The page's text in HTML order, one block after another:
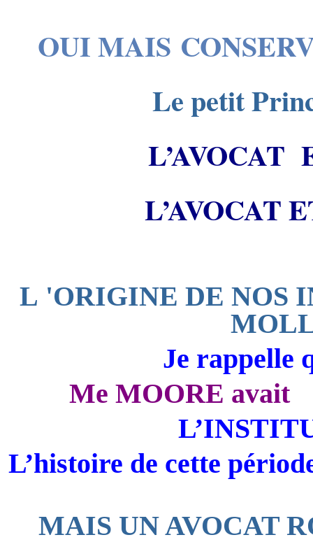
OUI MAIS
Le petit
L’AVOCAT
L’AVOCAT
L 'ORIGINE DE NOS
Je rappelle
Me MOORE avait
L’histoire de cette
MAIS UN AVOCAT